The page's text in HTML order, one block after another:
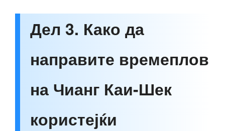
Дел 3. Како да
направите времеплов
на Чианг Каи-Шек
користејќи